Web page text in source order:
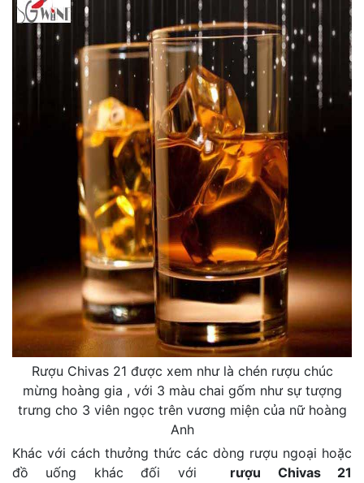
Rượu Chivas 21 được xem như là chén rượu chúc
mừng hoàng gia , với 3 màu chai gốm như sự tượng
trưng cho 3 viên ngọc trên vương miện của nữ hoàng
Anh
Khác với cách thưởng thức các dòng rượu ngoại hoặc
đồ uống khác đối với
rượu Chivas 21